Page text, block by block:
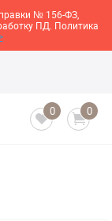
№ 156-ФЗ,
ПД. Политика
0 0